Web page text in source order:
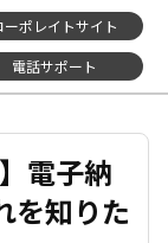
ーポレイトサイト
電話サポート
電子納
を知りた